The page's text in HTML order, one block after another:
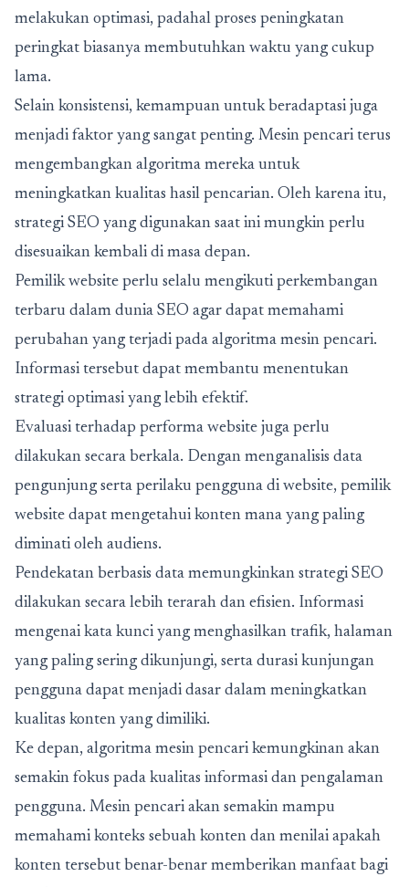
melakukan optimasi, padahal proses peningkatan
peringkat biasanya membutuhkan waktu yang cukup
lama.
Selain konsistensi, kemampuan untuk beradaptasi juga
menjadi faktor yang sangat penting. Mesin pencari terus
mengembangkan algoritma mereka untuk
meningkatkan kualitas hasil pencarian. Oleh karena itu,
strategi SEO yang digunakan saat ini mungkin perlu
disesuaikan kembali di masa depan.
Pemilik website perlu selalu mengikuti perkembangan
terbaru dalam dunia SEO agar dapat memahami
perubahan yang terjadi pada algoritma mesin pencari.
Informasi tersebut dapat membantu menentukan
strategi optimasi yang lebih efektif.
Evaluasi terhadap performa website juga perlu
dilakukan secara berkala. Dengan menganalisis data
pengunjung serta perilaku pengguna di website, pemilik
website dapat mengetahui konten mana yang paling
diminati oleh audiens.
Pendekatan berbasis data memungkinkan strategi SEO
dilakukan secara lebih terarah dan efisien. Informasi
mengenai kata kunci yang menghasilkan trafik, halaman
yang paling sering dikunjungi, serta durasi kunjungan
pengguna dapat menjadi dasar dalam meningkatkan
kualitas konten yang dimiliki.
Ke depan, algoritma mesin pencari kemungkinan akan
semakin fokus pada kualitas informasi dan pengalaman
pengguna. Mesin pencari akan semakin mampu
memahami konteks sebuah konten dan menilai apakah
konten tersebut benar-benar memberikan manfaat bagi